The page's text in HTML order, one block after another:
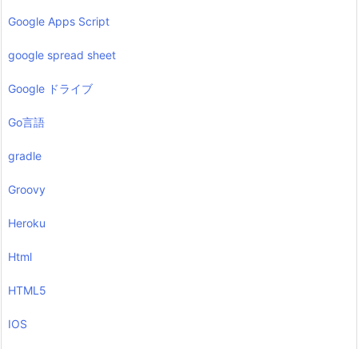
Google Apps Script
google spread sheet
Google ドライブ
Go言語
gradle
Groovy
Heroku
Html
HTML5
IOS